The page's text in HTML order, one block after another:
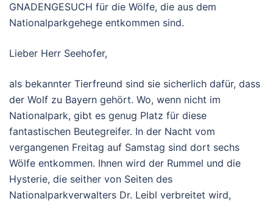
GNADENGESUCH für die Wölfe, die aus dem
Nationalparkgehege entkommen sind.
Lieber Herr Seehofer,
als bekannter Tierfreund sind sie sicherlich dafür, dass
der Wolf zu Bayern gehört. Wo, wenn nicht im
Nationalpark, gibt es genug Platz für diese
fantastischen Beutegreifer. In der Nacht vom
vergangenen Freitag auf Samstag sind dort sechs
Wölfe entkommen. Ihnen wird der Rummel und die
Hysterie, die seither von Seiten des
Nationalparkverwalters Dr. Leibl verbreitet wird,